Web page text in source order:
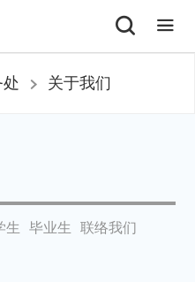
关于我们
生 毕业生 联络我们